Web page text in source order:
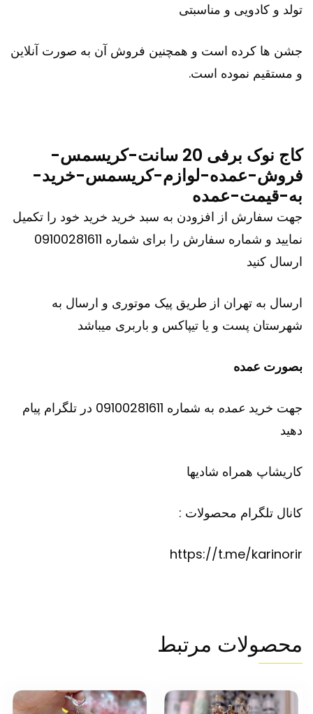
تولد و کادویی و مناسبتی
جشن ها کرده است و همچنین فروش آن به صورت آنلاین
و مستقیم نموده است.
کاج نوک برفی 20 سانت-کریسمس-
فروش-عمده-لوازم-کریسمس-خرید-
به-قیمت-عمده
جهت سفارش از افزودن به سبد خرید خرید خود را تکمیل
نمایید و شماره سفارش را برای شماره 09100281611
ارسال کنید
ارسال به تهران از طریق پیک موتوری و ارسال به
شهرستان پست و یا تیپاکس و باربری میباشد
بصورت عمده
جهت خرید عمده
به شماره 09100281611 در تلگرام پیام
دهید
کاریشاپ همراه شادیها
کانال تلگرام محصولات :
https://t.me/karinorir
محصولات مرتبط